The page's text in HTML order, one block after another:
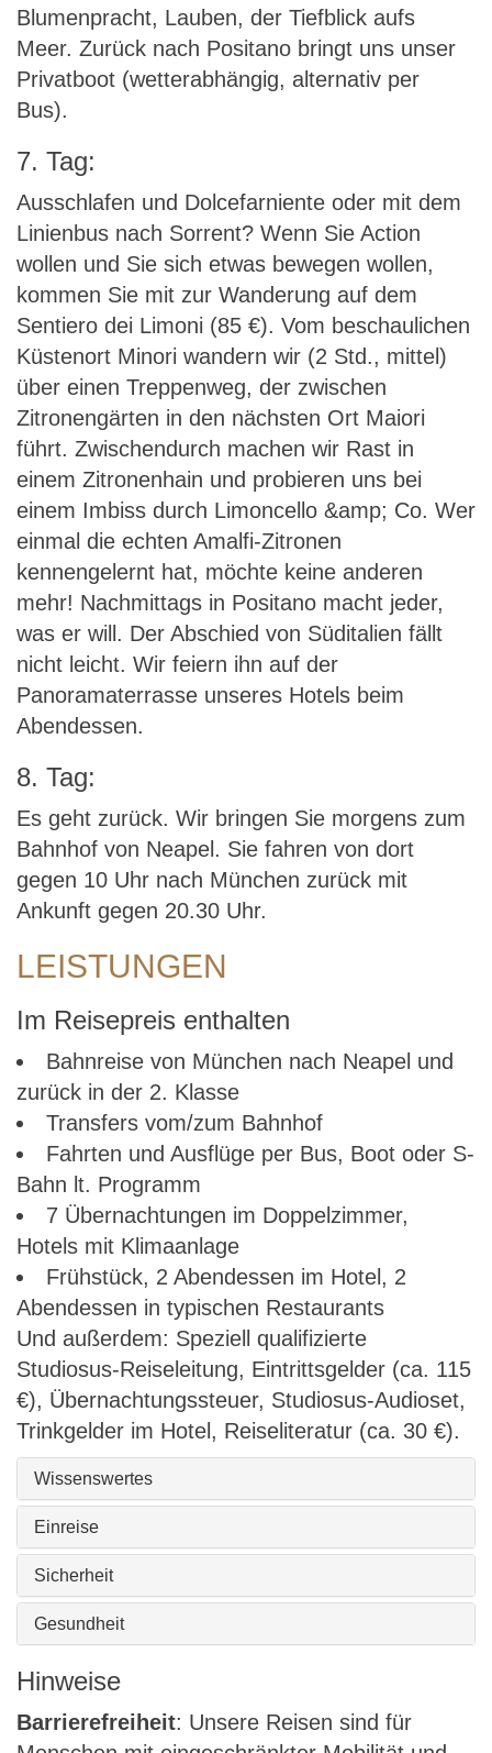
Blumenpracht, Lauben, der Tiefblick aufs
Meer. Zurück nach Positano bringt uns unser
Privatboot (wetterabhängig, alternativ per
Bus).
7. Tag:
Ausschlafen und Dolcefarniente oder mit dem
Linienbus nach Sorrent? Wenn Sie Action
wollen und Sie sich etwas bewegen wollen,
kommen Sie mit zur Wanderung auf dem
Sentiero dei Limoni (85 €). Vom beschaulichen
Küstenort Minori wandern wir (2 Std., mittel)
über einen Treppenweg, der zwischen
Zitronengärten in den nächsten Ort Maiori
führt. Zwischendurch machen wir Rast in
einem Zitronenhain und probieren uns bei
einem Imbiss durch Limoncello &amp; Co. Wer
einmal die echten Amalfi-Zitronen
kennengelernt hat, möchte keine anderen
mehr! Nachmittags in Positano macht jeder,
was er will. Der Abschied von Süditalien fällt
nicht leicht. Wir feiern ihn auf der
Panoramaterrasse unseres Hotels beim
Abendessen.
8. Tag:
Es geht zurück. Wir bringen Sie morgens zum
Bahnhof von Neapel. Sie fahren von dort
gegen 10 Uhr nach München zurück mit
Ankunft gegen 20.30 Uhr.
LEISTUNGEN
Im Reisepreis enthalten
Bahnreise von München nach Neapel und
zurück in der 2. Klasse
Transfers vom/zum Bahnhof
Fahrten und Ausflüge per Bus, Boot oder S-
Bahn lt. Programm
7 Übernachtungen im Doppelzimmer,
Hotels mit Klimaanlage
Frühstück, 2 Abendessen im Hotel, 2
Abendessen in typischen Restaurants
Und außerdem: Speziell qualifizierte
Studiosus-Reiseleitung, Eintrittsgelder (ca. 115
€), Übernachtungssteuer, Studiosus-Audioset,
Trinkgelder im Hotel, Reiseliteratur (ca. 30 €).
Wissenswertes
Einreise
Sicherheit
Gesundheit
Hinweise
Barrierefreiheit: Unsere Reisen sind für